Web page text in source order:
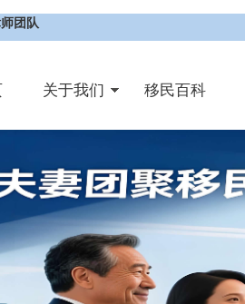
团队
关于我们 移民百科